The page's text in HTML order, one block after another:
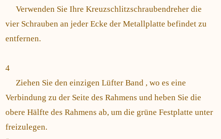
Verwenden Sie Ihre Kreuzschlitzschraubendreher die
vier Schrauben an jeder Ecke der Metallplatte befindet zu
entfernen.
4
Ziehen Sie den einzigen Lüfter Band , wo es eine
Verbindung zu der Seite des Rahmens und heben Sie die
obere Hälfte des Rahmens ab, um die grüne Festplatte unter
freizulegen.